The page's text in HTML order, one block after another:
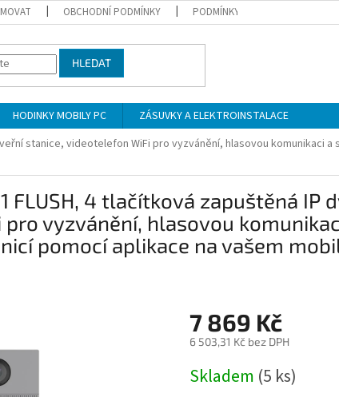
OBCHODNÍ PODMÍNKY PODMÍNKY OCHRANY OSOBNÍCH
HLEDAT
HODINKY MOBILY PC ZÁSUVKY A ELEKTROINSTALACE
stanice, videotelefon WiFi pro vyzvánění, hlasovou komunikaci
FLUSH, 4 tlačítková zapuštěná IP
vyzvánění, hlasovou
pomocí aplikace na vašem
7 869 Kč
6 503,31 Kč bez DPH
cena:
Skladem (5 ks)